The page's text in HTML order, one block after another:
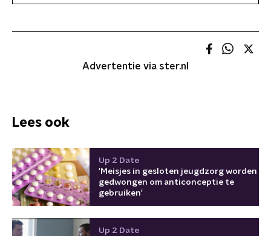
Advertentie via ster.nl
Lees ook
Up 2 Date
'Meisjes in gesloten jeugdzorg worden
gedwongen om anticonceptie te
gebruiken'
Up 2 Date